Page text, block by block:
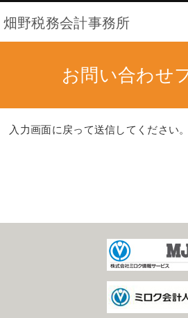
畑野税務会計事務所
お問い合わせ
入力画面に戻って送信してください。